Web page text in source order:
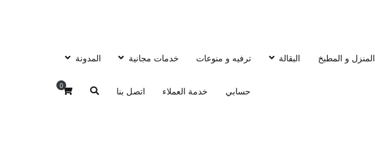
المنزل و المطبخ البقالة ترفيه و منوعات خدمات مجانية المدونة
حسابي خدمة العملاء اتصل بنا
0